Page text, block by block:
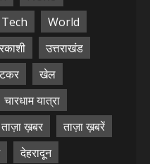
Tech
World
उत्तराखंड
खेल
चारधाम यात्रा
ताज़ा ख़बर
ताज़ा ख़बरें
देहरादून